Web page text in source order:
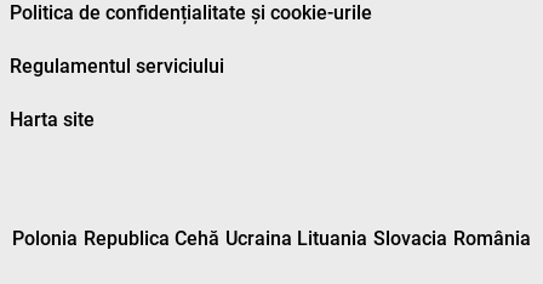
Politica de confidențialitate și cookie-urile
Regulamentul serviciului
Harta site
Polonia Republica Cehă Ucraina Lituania Slovacia România